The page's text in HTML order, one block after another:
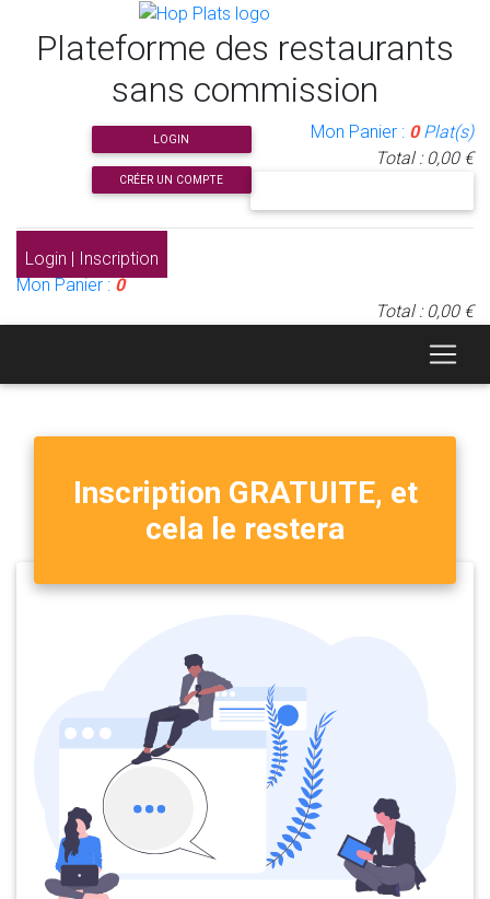
Plateforme des restaurants
sans commission
LOGIN
CRÉER UN COMPTE
Mon Panier : 0Plat(s)
Total : 0,00 €
Login | Inscription
Mon Panier :0
Total : 0,00 €
Inscription GRATUITE, et
cela le restera